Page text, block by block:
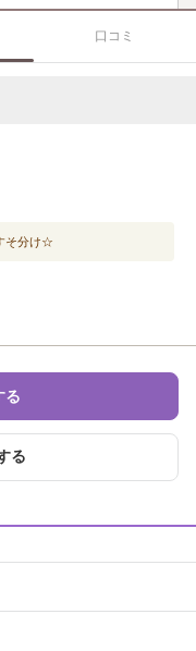
口コミ
そ分け☆
る
る